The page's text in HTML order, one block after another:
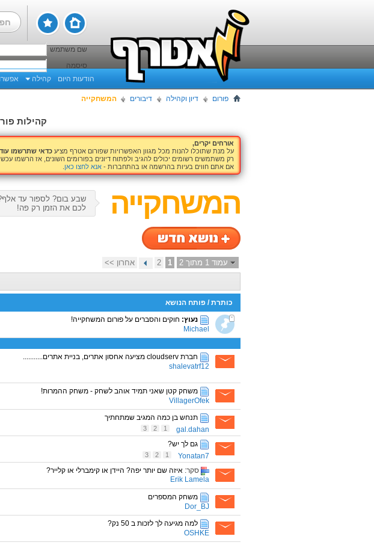
שם משתמש
סיסמה
הודעות היום קהילה
פורום דיון וקהילה דיבורים המשחקייה
קהילות
אורחים יקרים,
על מנת שתוכלו להנות מכל מגוון האפשרויות שפורום אטרף מציע כדאי שתרשמו עוד
רק משתמשים רשומים יכולים להגיב ולפתוח דיונים בפורומים השונים, אז הרשמו
אם אתם חווים בעיות בהרשמה או בהתחברות - אנא לחצו כאן
המשחקייה
שבע בום? לספור עד
לכם את הזמן רק פה!
עמוד 1 מתוך 2 1
2 אחרון >>
כותרת/ פותח הנושא
נעוץ: חוקים והסברים על פורום המשחקייה!
Michael
חברת cloudserv מציעה אחסון אתרים, בניית אתרים...........
shalevatrf12
משחק קטן שאני תמיד אוהב לשחק - משחק ההמרות!
VillagerOfek
תנחש בן כמה המגיב שמתחתיך
gal.dahan
1
2
3
גם לך יש?
Yonatan7
1
2
3
סקר: איזה שם יותר יפה? היידן או קימברלי או קלייר?
Erik Lamela
משחק המספרים
Dor_BJ
למה מגיעה לך לזכות ב 50 נק?
OSHKE